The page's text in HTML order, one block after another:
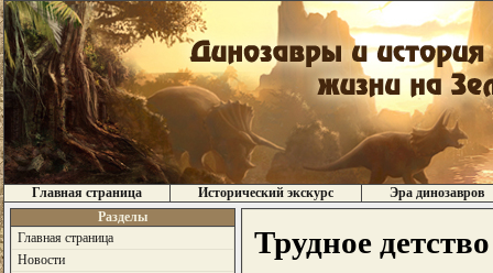
Главная страница Исторический экскурс
Эра динозавров
Разделы
Главная страница
Новости
Трудное